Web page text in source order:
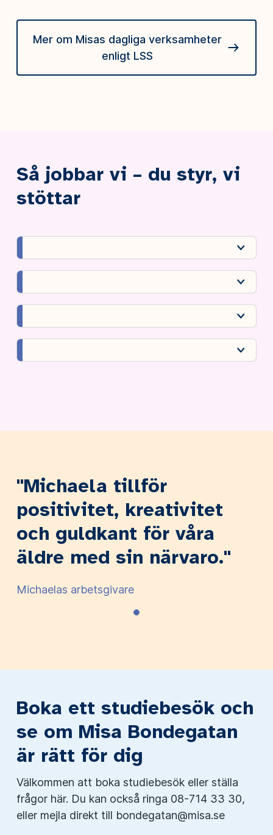
Mer om Misas dagliga verksamheter
enligt LSS
Så jobbar vi – du styr, vi
stöttar
"Michaela tillför
positivitet, kreativitet
och guldkant för våra
äldre med sin närvaro."
Michaelas arbetsgivare
Boka ett studiebesök och
se om Misa Bondegatan
är rätt för dig
Välkommen att boka studiebesök eller ställa
frågor här. Du kan också ringa 08-714 33 30,
eller mejla direkt till bondegatan@misa.se